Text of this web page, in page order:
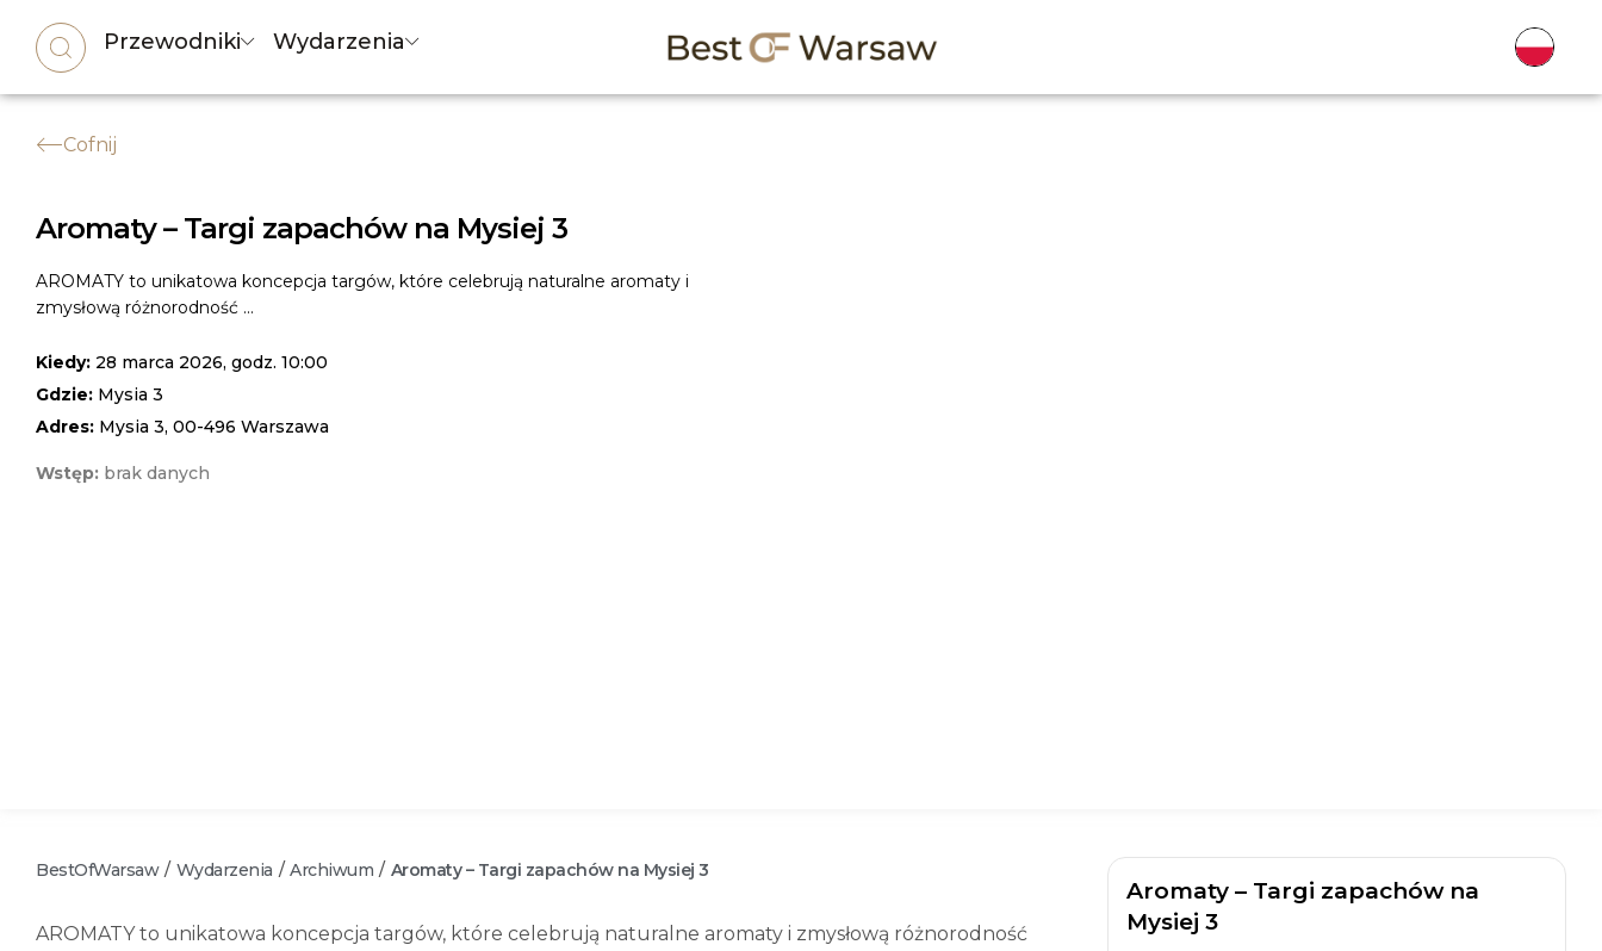
Przewodniki Wydarzenia
Cofnij
Aromaty – Targi zapachów na Mysiej 3
AROMATY to unikatowa koncepcja targów, które celebrują naturalne aromaty i
zmysłową różnorodność ...
Kiedy: 28 marca 2026, godz. 10:00
Gdzie: Mysia 3
Adres: Mysia 3, 00-496 Warszawa
Wstęp: brak danych
BestOfWarsaw / Wydarzenia / Archiwum / Aromaty – Targi zapachów na Mysiej 3
AROMATY to unikatowa koncepcja targów, które celebrują naturalne aromaty i zmysłową różnorodność
Aromaty – Targi zapachów na
Mysiej 3